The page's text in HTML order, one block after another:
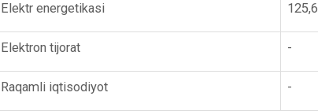
Elektr energetikasi 125,6
Elektron tijorat -
Raqamli iqtisodiyot -